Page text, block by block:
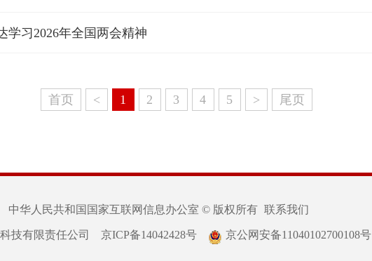
学习2026年全国两会精神
首页 < 1 2 3 4 5 > 尾页
中华人民共和国国家互联网信息办公室 © 版权所有 联系我们
技有限责任公司 京ICP备14042428号 京公网安备11040102700108号